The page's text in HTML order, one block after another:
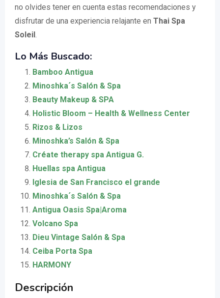
no olvides tener en cuenta estas recomendaciones y
disfrutar de una experiencia relajante en Thai Spa
Soleil.
Lo Más Buscado:
Bamboo Antigua
Minoshka´s Salón & Spa
Beauty Makeup & SPA
Holistic Bloom – Health & Wellness Center
Rizos & Lizos
Minoshka’s Salón & Spa
Créate therapy spa Antigua G.
Huellas spa Antigua
Iglesia de San Francisco el grande
Minoshka´s Salón & Spa
Antigua Oasis Spa|Aroma
Volcano Spa
Dieu Vintage Salón & Spa
Ceiba Porta Spa
HARMONY
Descripción